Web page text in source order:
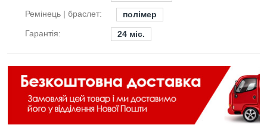
Ремінець | браслет:
полімер
Гарантія:
24 міс.